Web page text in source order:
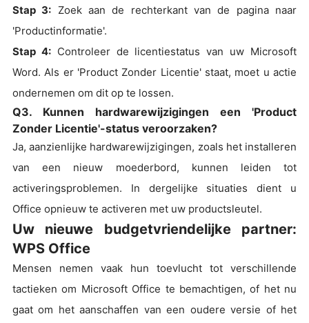
Stap 3: Zoek aan de rechterkant van de pagina naar
'Productinformatie'.
Stap 4:Controleer de licentiestatus van uw Microsoft
Word. Als er 'Product Zonder Licentie' staat, moet u actie
ondernemen om dit op te lossen.
Q3. Kunnen hardwarewijzigingen een 'Product
Zonder Licentie'-status veroorzaken?
Ja, aanzienlijke hardwarewijzigingen, zoals het installeren
van een nieuw moederbord, kunnen leiden tot
activeringsproblemen. In dergelijke situaties dient u
Office opnieuw te activeren met uw productsleutel.
Uw nieuwe budgetvriendelijke partner:
WPS Office
Mensen nemen vaak hun toevlucht tot verschillende
tactieken om Microsoft Office te bemachtigen, of het nu
gaat om het aanschaffen van een oudere versie of het